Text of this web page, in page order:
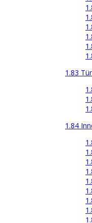
1.83
1.84